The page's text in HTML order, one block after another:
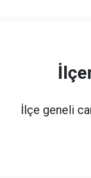
İlçe geneli